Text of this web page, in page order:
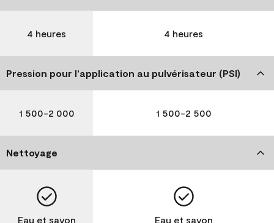
4 heures 4 heures
Pression pour l’application au pulvérisateur (PSI)
1 500-2 000 1 500-2 500
Nettoyage
Eau et savon Eau et savon